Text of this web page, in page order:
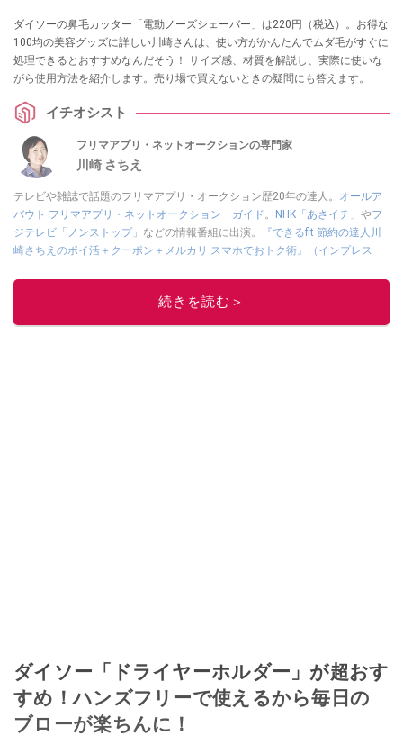
ダイソーの鼻毛カッター「電動ノーズシェーバー」は220円（税込）。お得な
100均の美容グッズに詳しい川崎さんは、使い方がかんたんでムダ毛がすぐに
処理できるとおすすめなんだそう！ サイズ感、材質を解説し、実際に使いな
がら使用方法を紹介します。売り場で買えないときの疑問にも答えます。
イチオシスト
フリマアプリ・ネットオークションの専門家
川崎 さちえ
テレビや雑誌で話題のフリマアプリ・オークション歴20年の達人。 オールア
バウト フリマアプリ・ネットオークション ガイド。 NHK「あさイチ」 やフ
ジテレビ「ノンストップ」 などの情報番組に出演。
『できるfit 節約の達人川
崎さちえのポイ活＋クーポン＋メルカリ スマホでおトク術』（インプレス
的に稼ぐ！』（翔泳社刊）
■経歴：2003年、夫が子育てをするために、突然会社を辞める。翌月からの
続きを読む＞
ダイソー「ドライヤーホルダー」が超おす
すめ！ハンズフリーで使えるから毎日の
ブローが楽ちんに！